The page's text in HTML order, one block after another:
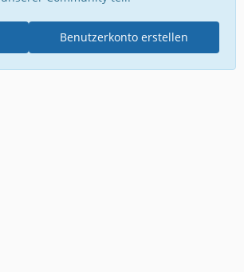
Benutzerkonto erstellen